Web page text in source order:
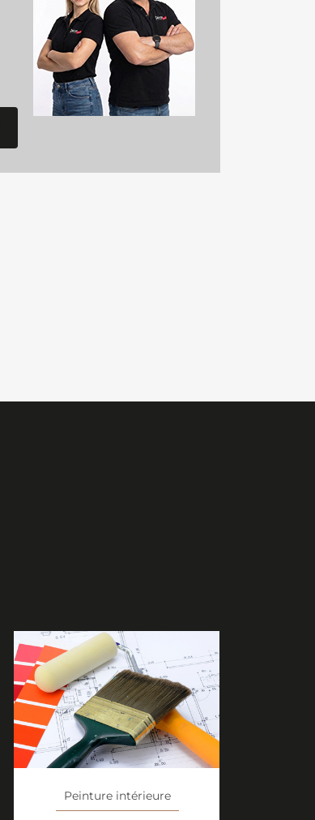
Peinture intérieure